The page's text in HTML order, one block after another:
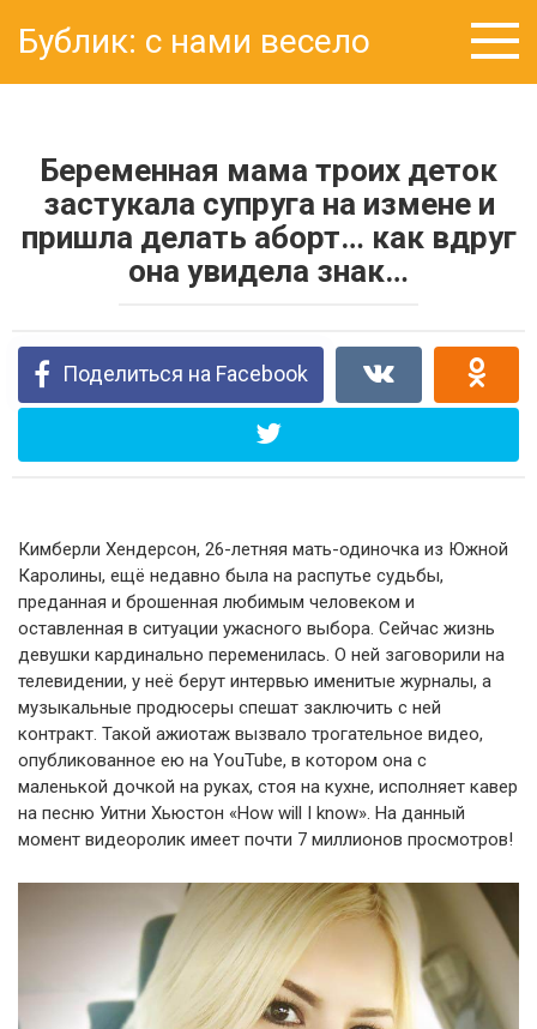
контенту
Бублик: с нами весело
Беременная мама троих деток
застукала супруга на измене и
пришла делать аборт… как вдруг
она увидела знак…
Поделиться на Facebook
Кимберли Хендерсон, 26-летняя мать-одиночка из Южной
Каролины, ещё недавно была на распутье судьбы,
преданная и брошенная любимым человеком и
оставленная в ситуации ужасного выбора. Сейчас жизнь
девушки кардинально переменилась. О ней заговорили на
телевидении, у неё берут интервью именитые журналы, а
музыкальные продюсеры спешат заключить с ней
контракт. Такой ажиотаж вызвало трогательное видео,
опубликованное ею на YouTube, в котором она с
маленькой дочкой на руках, стоя на кухне, исполняет кавер
на песню Уитни Хьюстон «How will I know». На данный
момент видеоролик имеет почти 7 миллионов просмотров!